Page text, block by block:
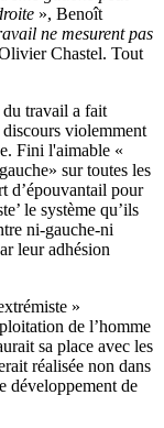
», Benoît
ne mesurent pas
Chastel. Tout
travail a fait
violemment
Fini l'aimable «
sur toutes les
d’épouvantail pour
le système qu’ils
ni-gauche-ni
leur adhésion
»
de l’homme
sa place avec les
réalisée non dans
développement de